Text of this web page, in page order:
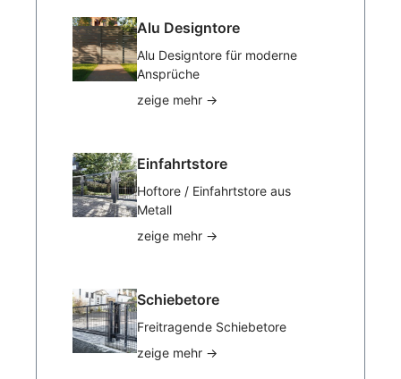
Alu Designtore
Alu Designtore für moderne
Ansprüche
zeige mehr →
Einfahrtstore
Hoftore / Einfahrtstore aus
Metall
zeige mehr →
Schiebetore
Freitragende Schiebetore
zeige mehr →